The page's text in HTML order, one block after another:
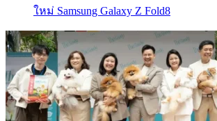
ใหม่ Samsung Galaxy Z Fold8